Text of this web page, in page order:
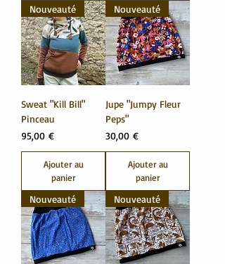
Nouveauté
Sweat "Kill Bill"
Pinceau
Prix
95,00 €
Ajouter au
panier
Nouveauté
Jupe "Jumpy Fleur
Peps"
Prix
30,00 €
Ajouter au
panier
Nouveauté Nouveauté